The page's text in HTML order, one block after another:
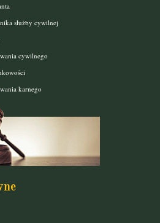
służby cywilnej
cywilnego
karnego